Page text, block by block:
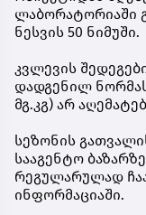
ლაბორატორიაში
ნესვის 50 ნიმუში.
კვლევის
დადგენილ ნორმას
მგ.კგ) არ
სეზონის
სააგენტო
რეგულარულად
ინფორმაციაში.